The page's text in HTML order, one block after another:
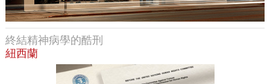
終結精神病學的酷刑
紐西蘭